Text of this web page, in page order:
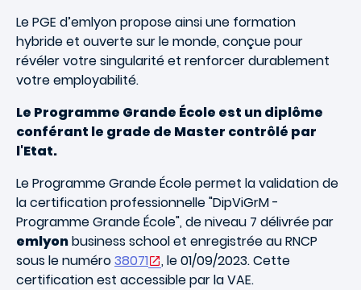
Le PGE d’emlyon propose ainsi une formation
hybride et ouverte sur le monde, conçue pour
révéler votre singularité et renforcer durablement
votre employabilité.
Le Programme Grande École est un diplôme
conférant le grade de Master contrôlé par
l'Etat.
Le Programme Grande École permet la validation de
la certification professionnelle "DipViGrM -
Programme Grande École", de niveau 7 délivrée par
emlyonbusiness school et enregistrée au RNCP
sous le numéro38071 , le 01/09/2023.Cette
certification est accessible par la VAE.